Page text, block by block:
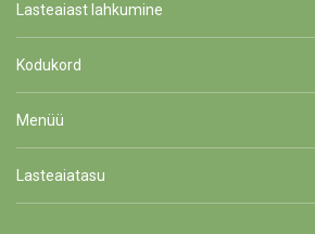
Lasteaiast lahkumine
Kodukord
Menüü
Lasteaiatasu